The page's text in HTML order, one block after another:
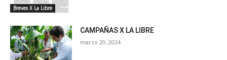
Breves X La Libre
CAMPAÑAS X LA LIBRE
marzo 20, 2024